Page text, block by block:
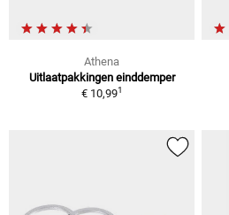
Athena
Uitlaatpakkingen einddemper
€ 10,991